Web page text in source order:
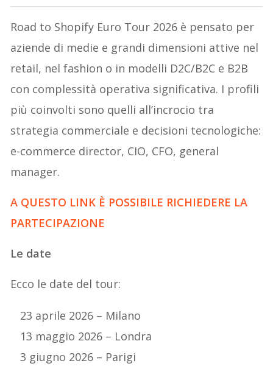
Road to Shopify Euro Tour 2026 è pensato per
aziende di medie e grandi dimensioni attive nel
retail, nel fashion o in modelli D2C/B2C e B2B
con complessità operativa significativa. I profili
più coinvolti sono quelli all’incrocio tra
strategia commerciale e decisioni tecnologiche:
e-commerce director, CIO, CFO, general
manager.
A QUESTO LINK È POSSIBILE RICHIEDERE LA
PARTECIPAZIONE
Le date
Ecco le date del tour:
23 aprile 2026 – Milano
13 maggio 2026 – Londra
3 giugno 2026 – Parigi